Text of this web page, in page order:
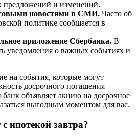
предложений и изменений.
новостями в СМИ. Часто об
политике сообщается в
приложение Сбербанка. В
уведомления о важных событиях и
на события, которые могут
досрочного погашения
объявляет акцию на досрочное
выгодным моментом для вас.
ипотекой завтра?